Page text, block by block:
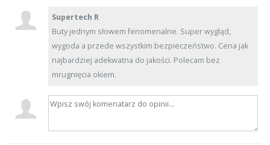
Supertech R
Buty jednym słowem fenomenalne. Super wygląd,
wygoda a przede wszystkim bezpieczeństwo. Cena jak
najbardziej adekwatna do jakości. Polecam bez
mrugnięcia okiem.